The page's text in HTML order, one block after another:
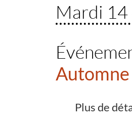
Mardi
Plus de